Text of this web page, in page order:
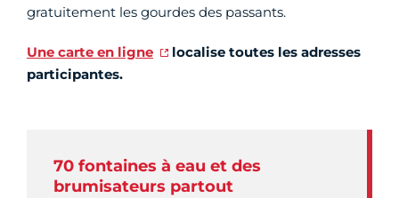
gratuitement les gourdes des passants.
Une carte en ligne
localise toutes les adresses
participantes.
70 fontaines à eau et des
brumisateurs partout